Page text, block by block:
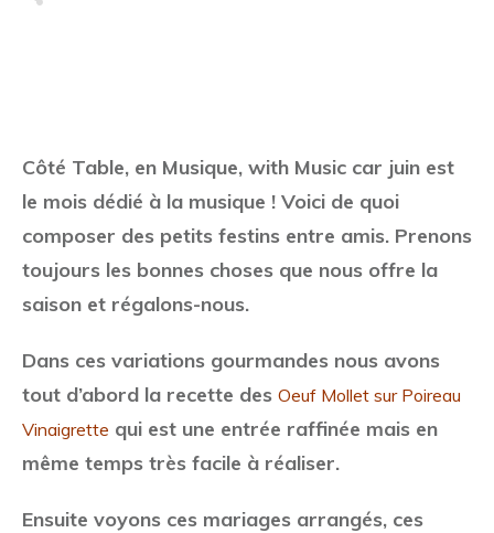
Côté Table, en Musique, with Music car juin est
le mois dédié à la musique ! Voici de quoi
composer des petits festins entre amis. Prenons
toujours les bonnes choses que nous offre la
saison et régalons-nous.
Dans ces variations gourmandes nous avons
tout d’abord la recette des Oeuf Mollet sur Poireau
Vinaigrette qui est une entrée raffinée mais en
même temps très facile à réaliser.
Ensuite voyons ces mariages arrangés, ces